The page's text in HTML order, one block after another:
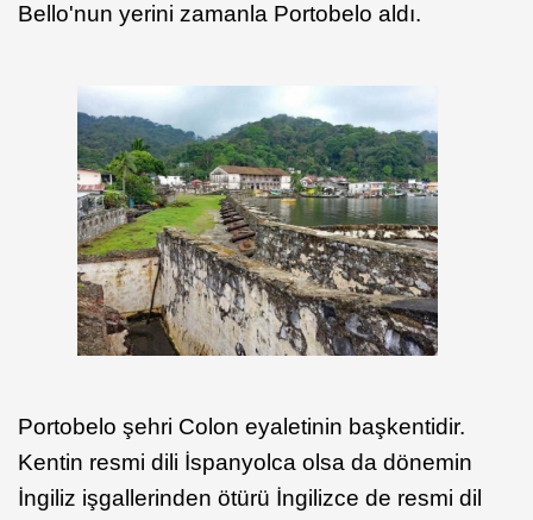
Bello'nun yerini zamanla Portobelo aldı.
Portobelo şehri Colon eyaletinin başkentidir.
Kentin resmi dili İspanyolca olsa da dönemin
İngiliz işgallerinden ötürü İngilizce de resmi dil